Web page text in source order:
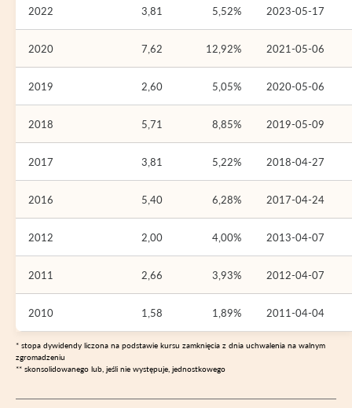
2022 3,81 5,52% 2023-05-17
2020 7,62 12,92% 2021-05-06
2019 2,60 5,05% 2020-05-06
2018 5,71 8,85% 2019-05-09
2017 3,81 5,22% 2018-04-27
2016 5,40 6,28% 2017-04-24
2012 2,00 4,00% 2013-04-07
2011 2,66 3,93% 2012-04-07
2010 1,58 1,89% 2011-04-04
* stopa dywidendy liczona na podstawie kursu zamknięcia z dnia uchwalenia na walnym
zgromadzeniu
** skonsolidowanego lub, jeśli nie występuje, jednostkowego